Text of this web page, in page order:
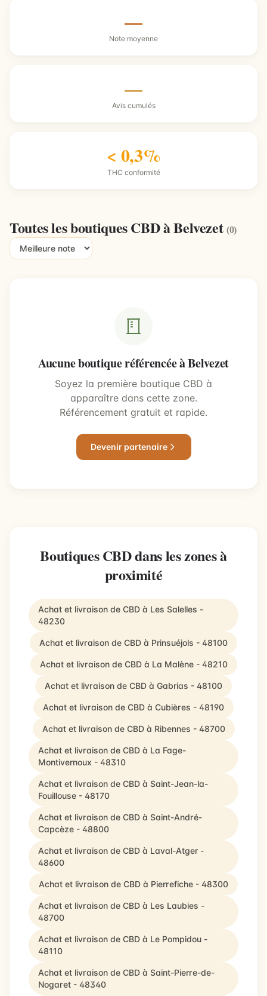
—
Note moyenne
—
Avis cumulés
< 0,3%
THC conformité
Toutes les boutiques CBD à Belvezet(0)
Aucune boutique référencée à Belvezet
Soyez la première boutique CBD à
apparaître dans cette zone.
Référencement gratuit et rapide.
Devenir partenaire
Boutiques CBD dans les zones à
proximité
Achat et livraison de CBD à Les Salelles -
48230
Achat et livraison de CBD à Prinsuéjols - 48100
Achat et livraison de CBD à La Malène - 48210
Achat et livraison de CBD à Gabrias - 48100
Achat et livraison de CBD à Cubières - 48190
Achat et livraison de CBD à Ribennes - 48700
Achat et livraison de CBD à La Fage-
Montivernoux - 48310
Achat et livraison de CBD à Saint-Jean-la-
Fouillouse - 48170
Achat et livraison de CBD à Saint-André-
Capcèze - 48800
Achat et livraison de CBD à Laval-Atger -
48600
Achat et livraison de CBD à Pierrefiche - 48300
Achat et livraison de CBD à Les Laubies -
48700
Achat et livraison de CBD à Le Pompidou -
48110
Achat et livraison de CBD à Saint-Pierre-de-
Nogaret - 48340